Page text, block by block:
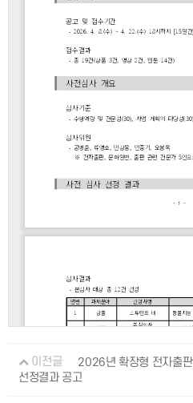
이전글
2026년 확장형 전자출
선정결과 공고